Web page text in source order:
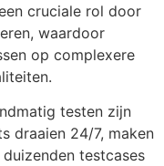
cruciale rol door
waardoor
op complexere
testen zijn
draaien 24/7, maken
testcases